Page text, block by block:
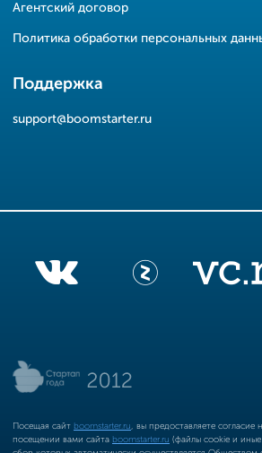
Агентский договор
Политика обработки персональных
Поддержка
support@boomstarter.ru
Посещая сайт boomstarter.ru , вы предоставляете
посещении вами сайта boomstarter.ru (файлы cookie и иные